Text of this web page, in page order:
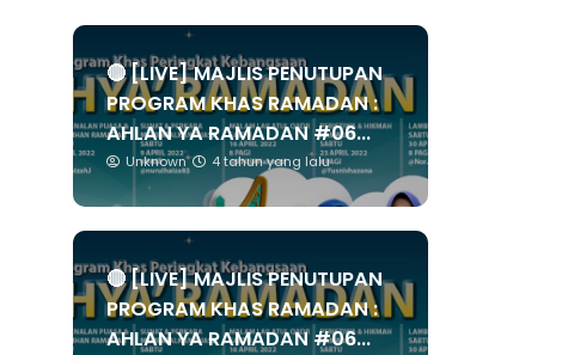
🔴 [LIVE] MAJLIS PENUTUPAN
PROGRAM KHAS RAMADAN :
AHLAN YA RAMADAN #06...
Unknown 4 tahun yang lalu
🔴 [LIVE] MAJLIS PENUTUPAN
PROGRAM KHAS RAMADAN :
AHLAN YA RAMADAN #06...